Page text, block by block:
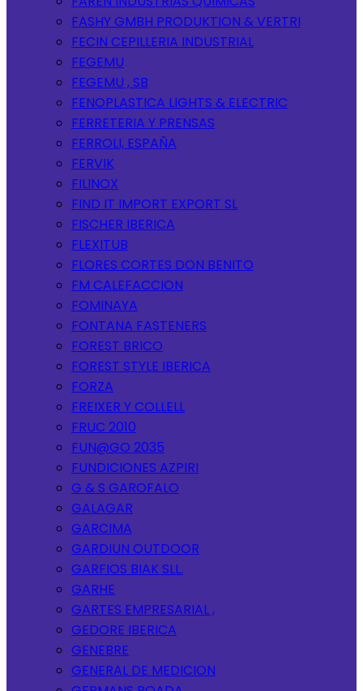
FASHY GMBH PRODUKTION & VERTRI
FECIN CEPILLERIA INDUSTRIAL
FEGEMU
FEGEMU , SB
FENOPLASTICA LIGHTS & ELECTRIC
FERRETERIA Y PRENSAS
FERROLI, ESPAÑA
FERVIK
FILINOX
FIND IT IMPORT EXPORT SL
FISCHER IBERICA
FLEXITUB
FLORES CORTES DON BENITO
FM CALEFACCION
FOMINAYA
FONTANA FASTENERS
FOREST BRICO
FOREST STYLE IBERICA
FORZA
FREIXER Y COLLELL
FRUC 2010
FUN@GO 2035
FUNDICIONES AZPIRI
G & S GAROFALO
GALAGAR
GARCIMA
GARDIUN OUTDOOR
GARFIOS BIAK SLL.
GARHE
GARTES EMPRESARIAL ,
GEDORE IBERICA
GENEBRE
GENERAL DE MEDICION